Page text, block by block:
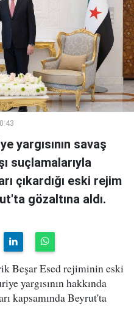
yargısının savaş
suçlamalarıyla
çıkardığı eski rejim
gözaltına aldı.
Beşar Esed rejiminin eski
yargısının hakkında
kapsamında Beyrut'ta